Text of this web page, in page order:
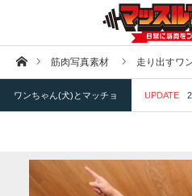
ホーム筋肉写真素材 走り出すワ
ワンちゃん(犬)とマッチョ UPDATE